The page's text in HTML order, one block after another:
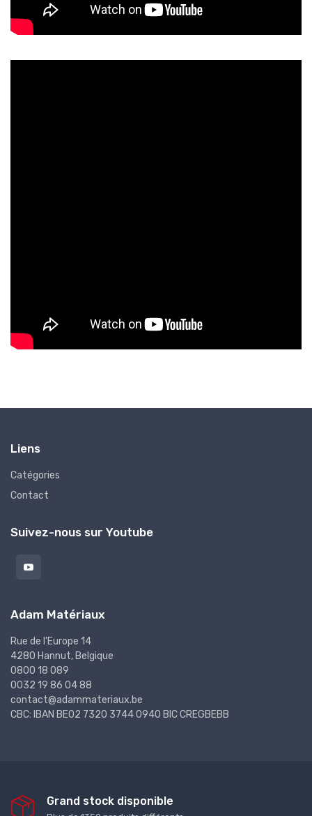
Liens
Catégories
Contact
Suivez-nous sur Youtube
Adam Matériaux
Rue de l'Europe 14
4280 Hannut, Belgique
0800 18 089
0032 19 86 04 88
contact@adammateriaux.be
CBC: IBAN BE02 7320 3744 0940 BIC CREGBEBB
Grand stock disponible